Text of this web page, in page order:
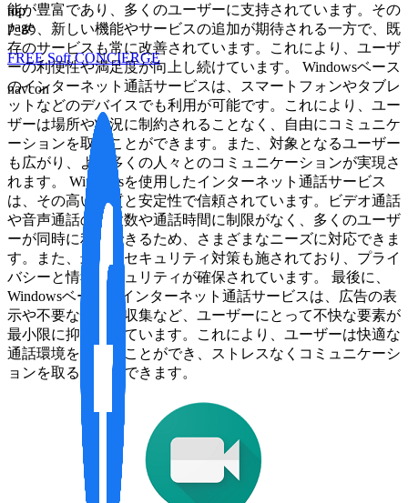
能が豊富であり、多くのユーザーに支持されています。その
ため、新しい機能やサービスの追加が期待される一方で、既
存のサービスも常に改善されています。これにより、ユーザ
ーの利便性や満足度が向上し続けています。 Windowsベース
のインターネット通話サービスは、スマートフォンやタブレ
ットなどのデバイスでも利用が可能です。これにより、ユー
ザーは場所や状況に制約されることなく、自由にコミュニケ
ーションを取ることができます。また、対象となるユーザー
も広がり、より多くの人々とのコミュニケーションが実現さ
れます。 Windowsを使用したインターネット通話サービス
は、その高い品質と安定性で信頼されています。ビデオ通話
や音声通話の最大数や通話時間に制限がなく、多くのユーザ
ーが同時に利用できるため、さまざまなニーズに対応できま
す。また、最新のセキュリティ対策も施されており、プライ
バシーと情報セキュリティが確保されています。 最後に、
Windowsベースのインターネット通話サービスは、広告の表
示や不要な情報の収集など、ユーザーにとって不快な要素が
最小限に抑えられています。これにより、ユーザーは快適な
通話環境を楽しむことができ、ストレスなくコミュニケーシ
ョンを取ることができます。
top
page
FREE Soft CONCIERGE
navcon